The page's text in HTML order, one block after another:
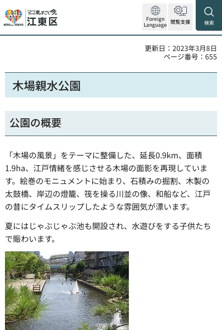
Foreign
Language 閲覧支援 検索
更新日：2023年3月8日
ページ番号：655
木場親水公園
公園の概要
「木場の風景」をテーマに整備した、延長0.9km、面積
1.9ha、江戸情緒を感じさせる木場の面影を再現していま
す。絵巻のモニュメントに始まり、石積みの掘割、木製の
太鼓橋、岸辺の燈籠、筏を操る川並の像、和船など、江戸
の昔にタイムスリップしたような雰囲気が漂います。
夏にはじゃぶじゃぶ池も開設され、水遊びをする子供たち
で賑わいます。